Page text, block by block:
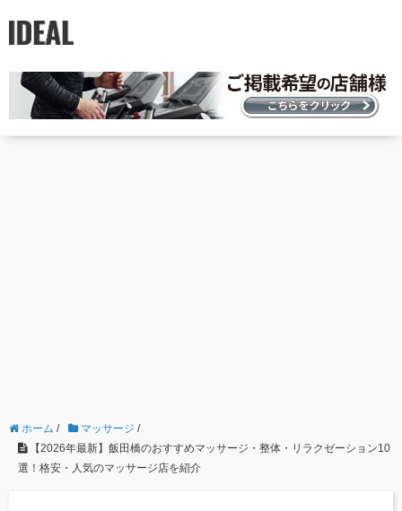
ホーム / マッサージ /
【2026年最新】飯田橋のおすすめマッサージ・整体・リラクゼーション10
選！格安・人気のマッサージ店を紹介